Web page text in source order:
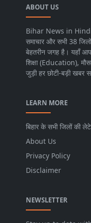
ABOUT US
Bihar News in
समाचार और सभी 38
बेहतरीन जगह है। यहाँ
शिक्षा (Education),
जुड़ी हर छोटी-बड़ी खबर
LEARN MORE
बिहार के सभी जिलों की
About Us
Privacy Policy
Disclaimer
NEWSLETTER